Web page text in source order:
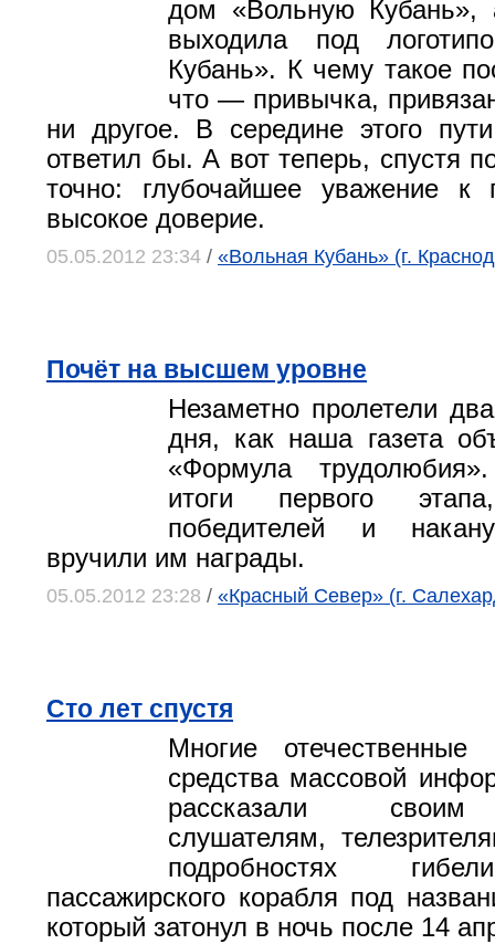
дом «Вольную Кубань»,
выходила под
Кубань». К чему такое
что — привычка,
ни другое. В середине этого
ответил бы. А вот теперь, спустя
точно: глубочайшее уважение к
высокое доверие.
05.05.2012 23:34 / «Вольная Кубань» (г.
Почёт на высшем уровне
Незаметно пролетели
дня, как наша газета
«Формула
итоги первого
победителей и
вручили им награды.
05.05.2012 23:28 / «Красный Север» (г.
Сто лет спустя
Многие
средства массовой
рассказали своим
слушателям,
подробностях
пассажирского корабля под
который затонул в ночь после 14